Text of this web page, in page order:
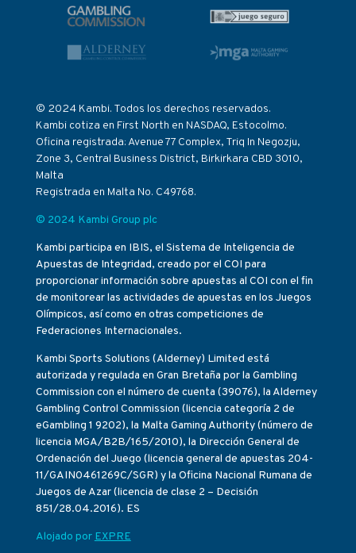
© 2024 Kambi. Todos los derechos reservados.
Kambi cotiza en First North en NASDAQ, Estocolmo.
Oficina registrada: Avenue 77 Complex, Triq In Negozju,
Zone 3, Central Business District, Birkirkara CBD 3010,
Malta
Registrada en Malta No. C49768.
© 2024 Kambi Group plc
Kambi participa en IBIS, el Sistema de Inteligencia de
Apuestas de Integridad, creado por el COI para
proporcionar información sobre apuestas al COI con el fin
de monitorear las actividades de apuestas en los Juegos
Olímpicos, así como en otras competiciones de
Federaciones Internacionales.
Kambi Sports Solutions (Alderney) Limited está
autorizada y regulada en Gran Bretaña por la Gambling
Commission con el número de cuenta (39076), la Alderney
Gambling Control Commission (licencia categoría 2 de
eGambling 1 9202), la Malta Gaming Authority (número de
licencia MGA/B2B/165/2010), la Dirección General de
Ordenación del Juego (licencia general de apuestas 204-
11/GAIN0461269C/SGR) y la Oficina Nacional Rumana de
Juegos de Azar (licencia de clase 2 – Decisión
851/28.04.2016). ES
Alojado por EXPRE